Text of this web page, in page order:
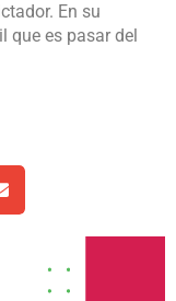
En su
que es pasar del